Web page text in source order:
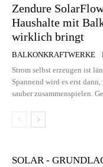
Zendure
Haushalte mit
wirklich bringt
BALKONKRAFTWERKE
Strom selbst erzeugen ist
Spannend wird es erst
sauber zusammenspielen.
SOLAR -